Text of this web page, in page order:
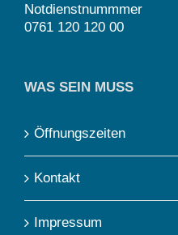
Notdienstnummmer
0761 120 120 00
WAS SEIN MUSS
Öffnungszeiten
Kontakt
Impressum